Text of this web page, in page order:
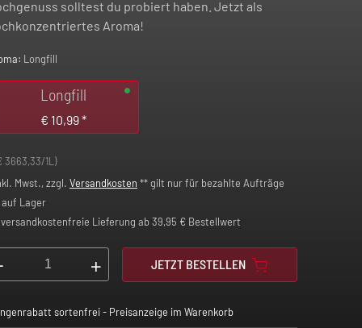
solltest du probiert haben. Jetzt als
Aroma!
Longfill
Longfill
€ 10,99*
3663,33/1L)
Mwst., zzgl. Versandkosten ** gilt nur für bezahlte Aufträge
auf Lager
versandkostenfreie Lieferung ab 39,95 € Bestellwert
+ JETZT BESTELLEN
sortenfrei - Preisanzeige im Warenkorb